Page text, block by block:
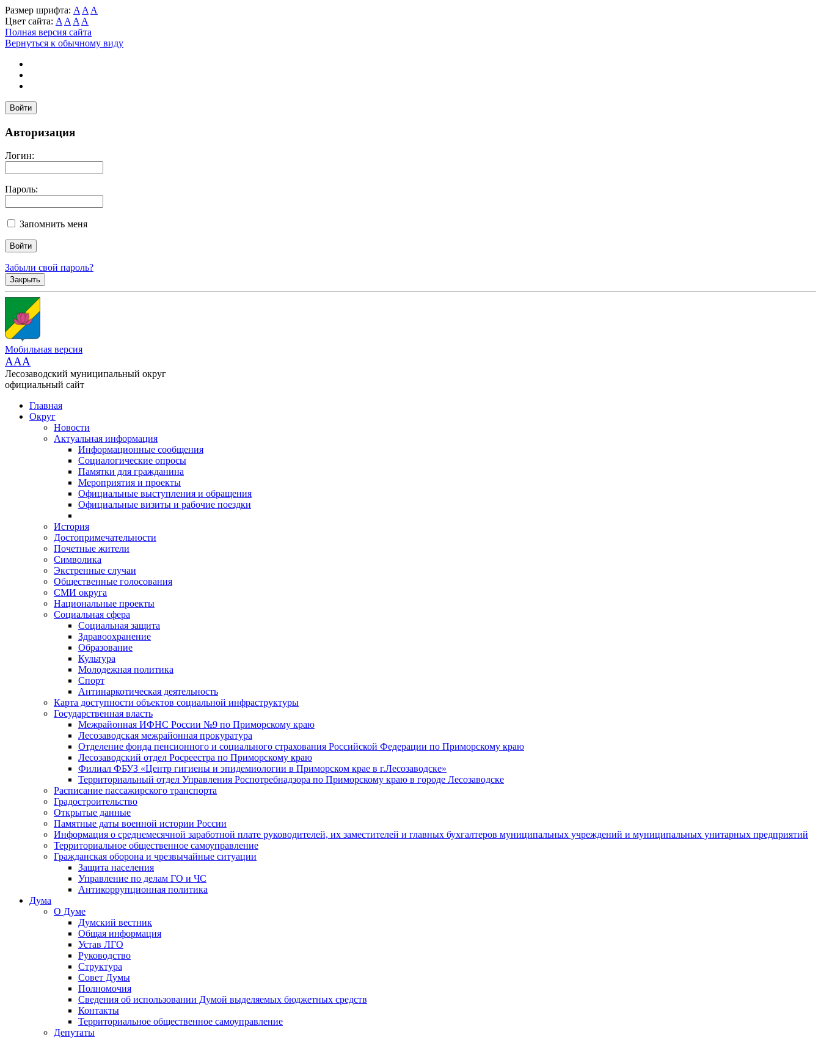
Размер шрифта: A A A
Цвет сайта: A A A A
Полная версия сайта
Вернуться к обычному виду
Войти
Авторизация
Логин:
Пароль:
Запомнить меня
Забыли свой пароль?
Закрыть
Мобильная версия
AAA
Лесозаводский муниципальный округ
официальный сайт
Главная
Округ
Новости
Актуальная информация
Информационные сообщения
Социалогические опросы
Памятки для гражданина
Мероприятия и проекты
Официальные выступления и обращения
Официальные визиты и рабочие поездки
История
Достопримечательности
Почетные жители
Символика
Экстренные случаи
Общественные голосования
СМИ округа
Национальные проекты
Социальная сфера
Социальная защита
Здравоохранение
Образование
Культура
Молодежная политика
Спорт
Антинаркотическая деятельность
Карта доступности объектов социальной инфраструктуры
Государственная власть
Межрайонная ИФНС России №9 по Приморскому краю
Лесозаводская межрайонная прокуратура
Отделение фонда пенсионного и социального страхования Российской Федерации по Приморскому краю
Лесозаводский отдел Росреестра по Приморскому краю
Филиал ФБУЗ «Центр гигиены и эпидемиологии в Приморском крае в г.Лесозаводске»
Территориальный отдел Управления Роспотребнадзора по Приморскому краю в городе Лесозаводске
Расписание пассажирского транспорта
Градостроительство
Открытые данные
Памятные даты военной истории России
Информация о среднемесячной заработной плате руководителей, их заместителей и главных бухгалтеров муниципальных учреждений и муниципальных унитарных предприятий
Территориальное общественное самоуправление
Гражданская оборона и чрезвычайные ситуации
Защита населения
Управление по делам ГО и ЧС
Антикоррупционная политика
Дума
О Думе
Думский вестник
Общая информация
Устав ЛГО
Руководство
Структура
Совет Думы
Полномочия
Сведения об использовании Думой выделяемых бюджетных средств
Контакты
Территориальное общественное самоуправление
Депутаты